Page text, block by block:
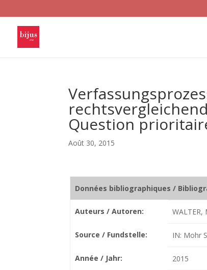
Question
Août 30, 2015
Données bibliographiques /
Auteurs / Autoren: WALTER,
Source / Fundstelle: IN: Mohr
Année / Jahr: 2015